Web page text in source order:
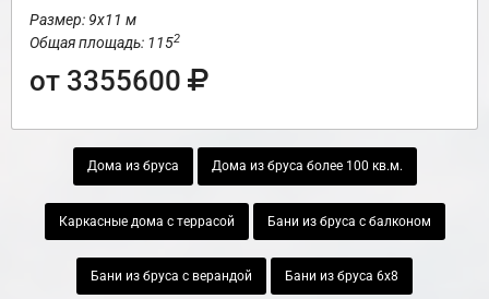
Размер: 9х11 м
Общая площадь: 1152
от 3355600
Дома из бруса Дома из бруса более 100 кв.м.
Каркасные дома с террасой Бани из бруса с балконом
Бани из бруса с верандой Бани из бруса 6х8